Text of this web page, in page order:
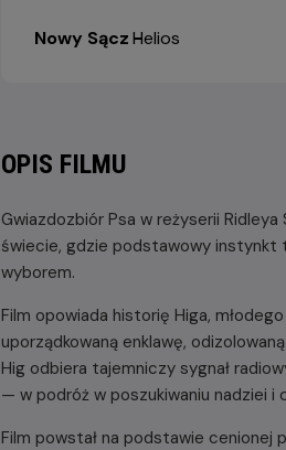
Nowy Sącz-
Helios
OPIS FILMU
Gwiazdozbiór Psa w reżyserii
świecie, gdzie podstawowy instynkt
wyborem.
Film opowiada historię Higa,
uporządkowaną enklawę,
Hig odbiera tajemniczy sygnał
— w podróż w poszukiwaniu nadziei
Film powstał na podstawie cenionej